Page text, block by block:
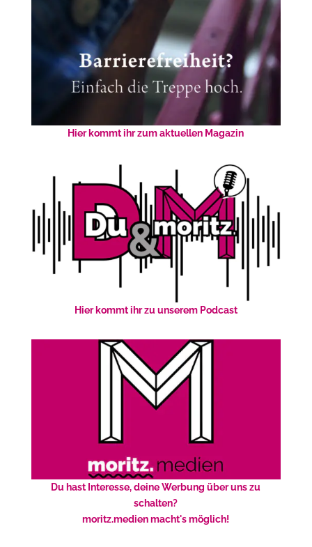
Hier kommt ihr zum aktuellen Magazin
Hier kommt ihr zu unserem Podcast
Du hast Interesse, deine Werbung über uns zu
schalten?
moritz.medien macht's möglich!